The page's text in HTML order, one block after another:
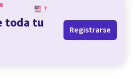
?
toda tu
Registrarse